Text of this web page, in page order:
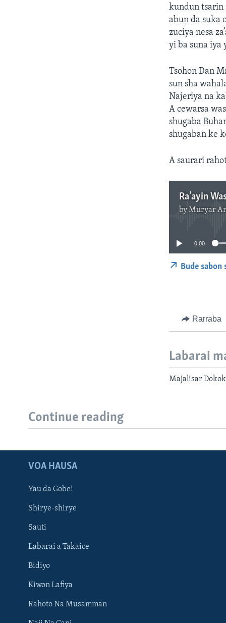
kundun tsarin
abun da suka
zuciya nesa
yi ba suna iya
Tsohon Dan
sun sha
Najeriya na
A cewarsa
shugaba
shugaban ke
A saurari
byMuryar
0:00
Bude sabon
Rarraba
Labarai
Majalisar
Continue reading
VOA HAUSA
Yau da Gobe!
Shirye-shirye
Sauti
Labarai a Takaice
Bidiyo
Kiwon Lafiya
Rahoto Na Musamman